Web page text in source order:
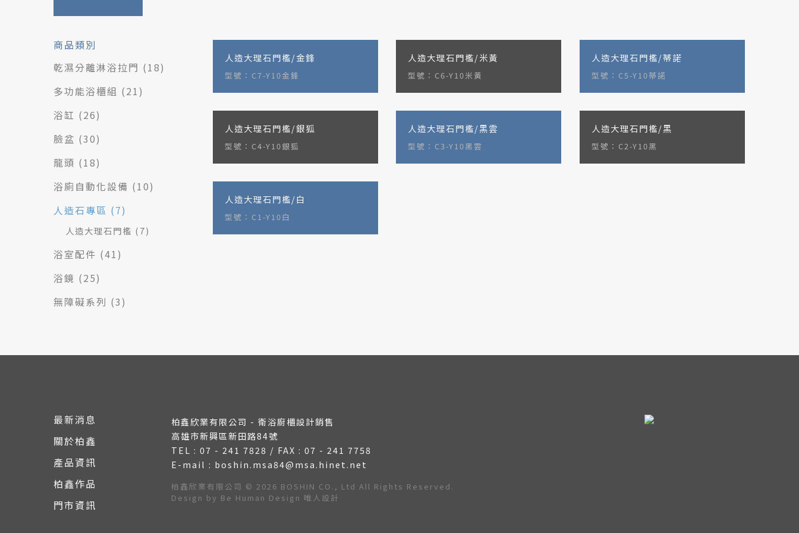
商品類別
乾濕分離淋浴拉門 (18)
多功能浴櫃組 (21)
浴缸 (26)
臉盆 (30)
龍頭 (18)
浴廁自動化設備 (10)
人造石專區 (7)
人造大理石門檻 (7)
浴室配件 (41)
浴鏡 (25)
無障礙系列 (3)
人造大理石門檻/金鋒
型號：C7-Y10金鋒
人造大理石門檻/米黃
型號：C6-Y10米黃
人造大理石門檻/蒂諾
型號：C5-Y10蒂諾
人造大理石門檻/銀狐
型號：C4-Y10銀狐
人造大理石門檻/黑雲
型號：C3-Y10黑雲
人造大理石門檻/黑
型號：C2-Y10黑
人造大理石門檻/白
型號：C1-Y10白
最新消息
關於柏鑫
產品資訊
柏鑫作品
門市資訊
柏鑫欣業有限公司 - 衛浴廚櫃設計銷售
高雄市新興區新田路84號
TEL : 07 - 241 7828 / FAX : 07 - 241 7758
E-mail : boshin.msa84@msa.hinet.net
柏鑫欣業有限公司 © 2026 BOSHIN CO., Ltd All Rights Reserved.
Design by Be Human Design 唯人設計